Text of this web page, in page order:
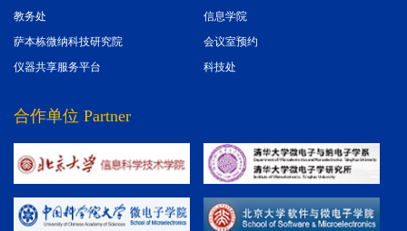
信息学院
教务处
会议室预约
萨本栋微纳科技研究院
科技处
仪器共享服务平台
合作单位 Partner